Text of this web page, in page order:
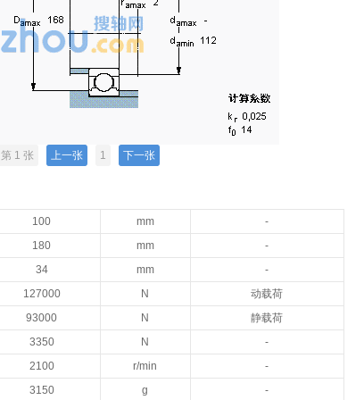
第 1 张 上一张 1 下一张
100 mm
-
180 mm
-
34 mm
-
127000 N
动载荷
93000 N
静载荷
3350 N
-
2100 r/min
-
3150 g -